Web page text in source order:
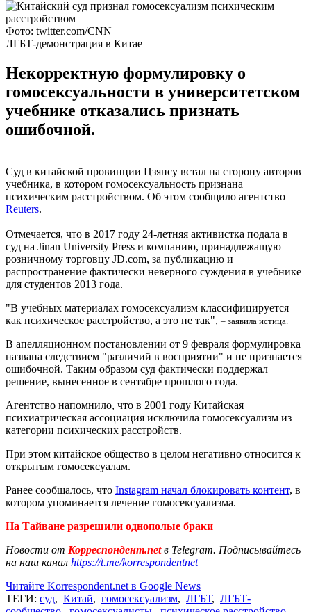
Фото: twitter.com/CNN
ЛГБТ-демонстрация в Китае
Некорректную формулировку о
гомосексуальности в университетском
учебнике отказались признать
ошибочной.
Суд в китайской провинции Цзянсу встал на сторону авторов
учебника, в котором гомосексуальность признана
психическим расстройством. Об этом cообщило агентство
Reuters.
Отмечается, что в 2017 году 24-летняя активистка подала в
суд на Jinan University Press и компанию, принадлежащую
розничному торговцу JD.com, за публикацию и
распространение фактически неверного суждения в учебнике
для студентов 2013 года.
"В учебных материалах гомосексуализм классифицируется
как психическое расстройство, а это не так", – заявила истица.
В апелляционном постановлении от 9 февраля формулировка
названа следствием "различий в восприятии" и не признается
ошибочной. Таким образом суд фактически поддержал
решение, вынесенное в сентябре прошлого года.
Агентство напомнило, что в 2001 году Китайская
психиатрическая ассоциация исключила гомосексуализм из
категории психических расстройств.
При этом китайское общество в целом негативно относится к
открытым гомосексуалам.
Ранее сообщалось, что Instagram начал блокировать контент, в
котором упоминается лечение гомосексуализма.
На Тайване разрешили однополые браки
Новости от Корреспондент.netв Telegram. Подписывайтесь
на наш канал https://t.me/korrespondentnet
Читайте Korrespondent.net в Google News
ТЕГИ: суд, Китай, гомосексуализм, ЛГБТ, ЛГБТ-